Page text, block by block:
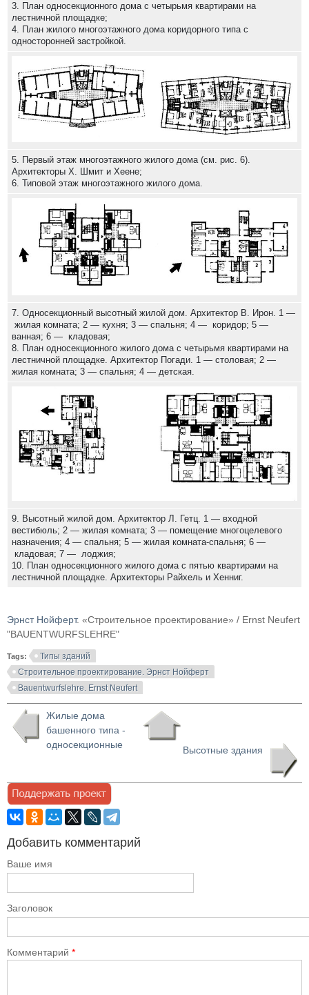
3. План односекционного дома с четырьмя квартирами на
лестничной площадке;
4. План жилого многоэтажного дома коридорного типа с
односторонней застройкой.
5. Первый этаж многоэтажного жилого дома (см. рис. 6).
Архитекторы X. Шмит и Хеене;
6. Типовой этаж многоэтажного жилого дома.
7. Односекционный высотный жилой дом. Архитектор В. Ирон. 1 —
жилая комната; 2 — кухня; 3 — спальня; 4 — коридор; 5 —
ванная; 6 — кладовая;
8. План односекционного жилого дома с четырьмя квартирами на
лестничной площадке. Архитектор Погади. 1 — столовая; 2 —
жилая комната; 3 — спальня; 4 — детская.
9. Высотный жилой дом. Архитектор Л. Гетц. 1 — входной
вестибюль; 2 — жилая комната; 3 — помещение многоцелевого
назначения; 4 — спальня; 5 — жилая комната-спальня; 6 —
кладовая; 7 — лоджия;
10. План односекционного жилого дома с пятью квартирами на
лестничной площадке. Архитекторы Райхель и Хенниг.
Эрнст Нойферт. «Строительное проектирование» / Ernst Neufert
"BAUENTWURFSLEHRE"
Tags:
Типы зданий
Строительное проектирование. Эрнст Нойферт
Bauentwurfslehre. Ernst Neufert
Жилые дома
башенного типа -
односекционные
Высотные здания
Добавить комментарий
Ваше имя
Заголовок
Комментарий *